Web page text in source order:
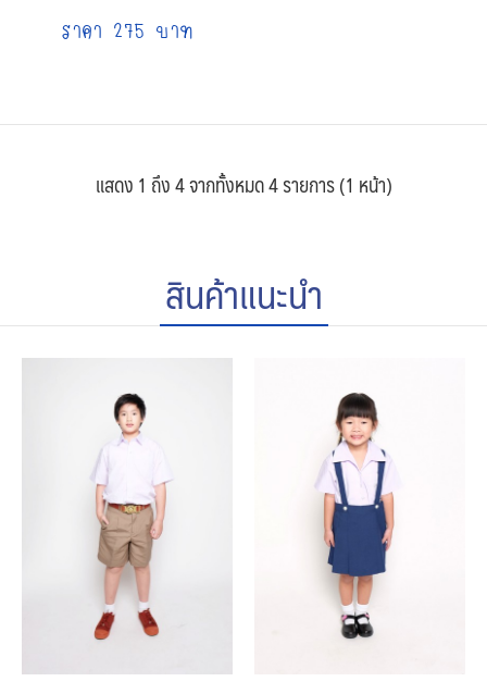
ราคา 275 บาท
แสดง 1 ถึง 4 จากทั้งหมด 4 รายการ (1 หน้า)
สินค้าแนะนำ